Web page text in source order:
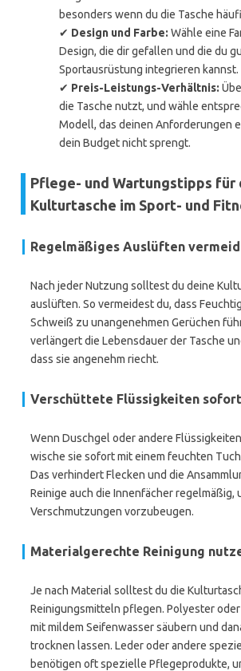
besonders wenn du die Tasche
✔ Design und Farbe: Wähle eine
Design, die dir gefallen und die du
Sportausrüstung integrieren kannst.
✔ Preis-Leistungs-Verhältnis:
die Tasche nutzt, und wähle
Modell, das deinen Anforderungen
dein Budget nicht sprengt.
Pflege- und Wartungstipps für
Kulturtasche im Sport- und
Regelmäßiges Auslüften
Nach jeder Nutzung solltest du deine
auslüften. So vermeidest du, dass
Schweiß zu unangenehmen Gerüchen
verlängert die Lebensdauer der Tasche
dass sie angenehm riecht.
Verschüttete Flüssigkeiten
Wenn Duschgel oder andere
wische sie sofort mit einem feuchten
Das verhindert Flecken und die
Reinige auch die Innenfächer regelmäßig,
Verschmutzungen vorzubeugen.
Materialgerechte Reinigung
Je nach Material solltest du die
Reinigungsmitteln pflegen. Polyester
mit mildem Seifenwasser säubern und
trocknen lassen. Leder oder andere
benötigen oft spezielle Pflegeprodukte,